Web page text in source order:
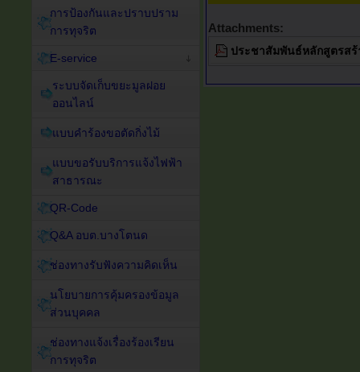
Attachments:
ประชาสัมพันธ์หลักสูตรส
การป้องกันและปราบปราม
การทุจริต
E-service
ระบบจัดเก็บขยะมูลฝอย
ออนไลน์
แบบคำร้องขอตัดกิ่งไม้
แบบขอรับบริการแจ้งไฟฟ้า
สาธารณะ
QR-Code
Q&A อบต.บางโตนด
ช่องทางรับฟังความคิดเห็น
นโยบายการคุ้มครองข้อมูล
ส่วนบุคคล
ช่องทางแจ้งเรื่องร้องเรียน
การทุจริต